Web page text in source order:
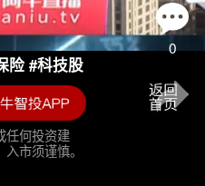
0
险 #科技股
任何投资建
市须谨慎。